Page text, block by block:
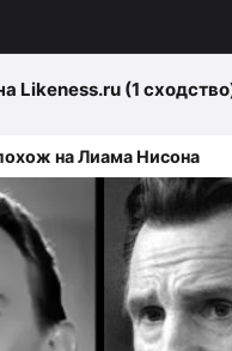
👍
Likeness.ru (1
на Лиама Нисона